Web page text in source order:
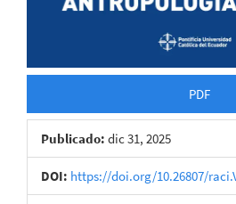
PDF
Publicado: dic 31, 2025
DOI: https://doi.org/10.26807/